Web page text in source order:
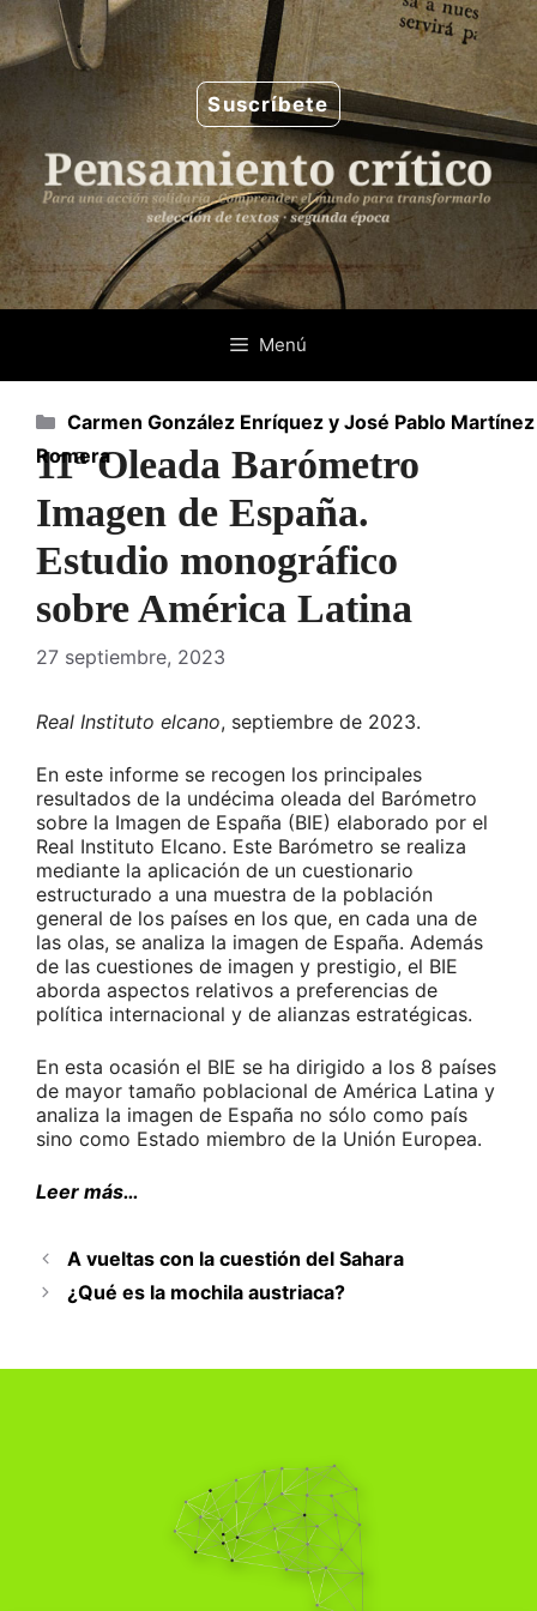
Saltar
al
contenido
Suscríbete
Menú
11ª Oleada Barómetro
Imagen de España.
Estudio monográfico
sobre América Latina
27 septiembre, 2023
Real Instituto elcano, septiembre de 2023.
En este informe se recogen los principales
resultados de la undécima oleada del Barómetro
sobre la Imagen de España (BIE) elaborado por el
Real Instituto Elcano. Este Barómetro se realiza
mediante la aplicación de un cuestionario
estructurado a una muestra de la población
general de los países en los que, en cada una de
las olas, se analiza la imagen de España. Además
de las cuestiones de imagen y prestigio, el BIE
aborda aspectos relativos a preferencias de
política internacional y de alianzas estratégicas.
En esta ocasión el BIE se ha dirigido a los 8 países
de mayor tamaño poblacional de América Latina y
analiza la imagen de España no sólo como país
sino como Estado miembro de la Unión Europea.
Leer más…
Categorías
Carmen González Enríquez y José Pablo Martínez
Romera
A vueltas con la cuestión del Sahara
¿Qué es la mochila austriaca?